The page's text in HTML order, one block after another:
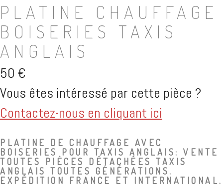
PLATINE CHAUFFAGE
BOISERIES TAXIS
ANGLAIS
50 €
Vous êtes intéressé par cette pièce ?
Contactez-nous en cliquant ici
PLATINE DE CHAUFFAGE AVEC
BOISERIES POUR TAXIS ANGLAIS: VENTE
TOUTES PIÈCES DÉTACHÉES TAXIS
ANGLAIS TOUTES GÉNÉRATIONS.
EXPÉDITION FRANCE ET INTERNATIONAL.